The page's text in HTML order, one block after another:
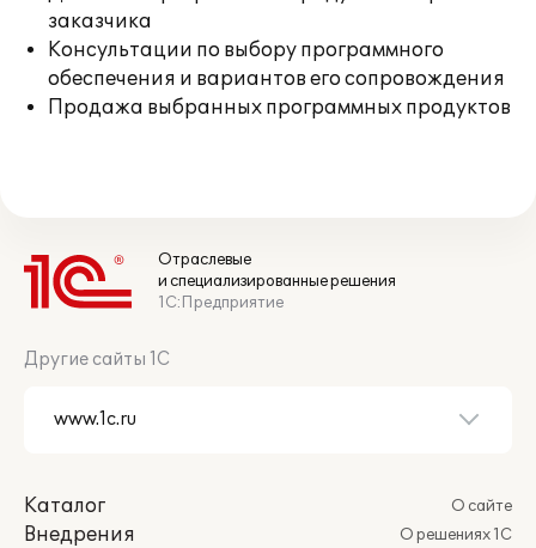
заказчика
Консультации по выбору программного
обеспечения и вариантов его сопровождения
Продажа выбранных программных продуктов
Отраслевые
и специализированные решения
1С:Предприятие
Другие сайты 1С
Каталог
Внедрения
О сайте
О решениях 1С